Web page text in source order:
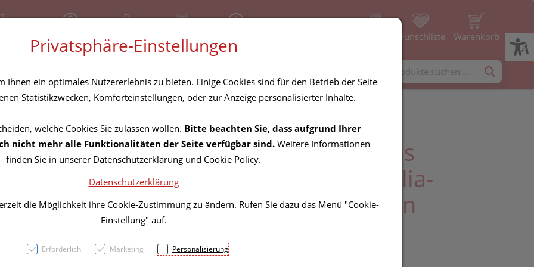
Geschlossen Über uns Rezept-Anfrage Wunschliste Warenkorb
Pure Encapsulations
Weihrauch (boswellia-
extrakt) 120 Kapseln
PZN: 3050145
Privatsphäre-Einstellungen
Ihnen ein optimales Nutzererlebnis zu bieten. Einige Cookies sind für den Betrieb der Seite
Statistikzwecken, Komforteinstellungen, oder zur Anzeige personalisierter Inhalte.
welche Cookies Sie zulassen wollen. Bitte beachten Sie, dass aufgrund Ihrer
nicht mehr alle Funktionalitäten der Seite verfügbar sind. Weitere Informationen
finden Sie in unserer Datenschutzerklärung und Cookie Policy.
Datenschutzerklärung
die Möglichkeit ihre Cookie-Zustimmung zu ändern. Rufen Sie dazu das Menü "Cookie-
Einstellung" auf.
Erforderlich Marketing Personalisierung